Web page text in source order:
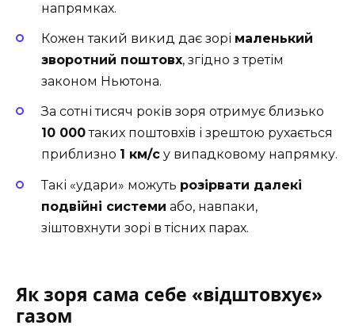
напрямках.
Кожен такий викид дає зорі маленький
зворотний поштовх, згідно з третім
законом Ньютона.
За сотні тисяч років зоря отримує близько
10 000таких поштовхів і зрештою рухається
приблизно 1 км/с у випадковому напрямку.
Такі «удари» можуть розірвати далекі
подвійні системи або, навпаки,
зіштовхнути зорі в тісних парах.
Як зоря сама себе «відштовхує»
газом